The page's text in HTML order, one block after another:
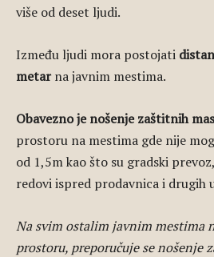
više od deset ljudi.
Između ljudi mora postojati
metarna javnim mestima.
Obavezno je nošenje zaštitnih
prostoru na mestima gde nije
od 1,5m kao što su gradski
redovi ispred prodavnica i drugih
Na svim ostalim javnim mestima
prostoru, preporučuje se nošenje